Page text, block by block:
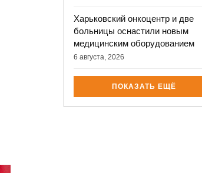
Харьковский онкоцентр и две
больницы оснастили новым
медицинским оборудованием
6 августа, 2026
ПОКАЗАТЬ ЕЩЁ